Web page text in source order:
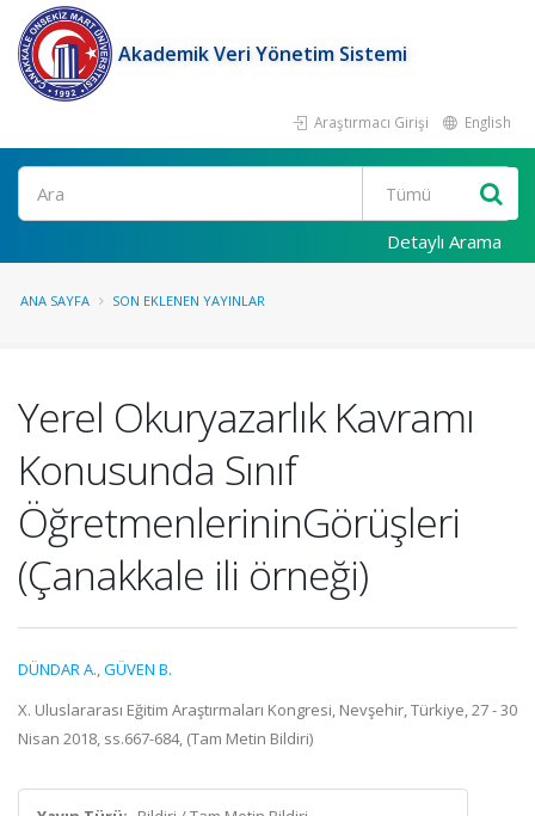
Akademik Veri Yönetim Sistemi
Araştırmacı Girişi English
Ara
Detaylı Arama
ANA SAYFA SON EKLENEN YAYINLAR
Yerel Okuryazarlık Kavramı
Konusunda Sınıf
ÖğretmenlerininGörüşleri
(Çanakkale ili örneği)
DÜNDAR A.,GÜVEN B.
X. Uluslararası Eğitim Araştırmaları Kongresi, Nevşehir, Türkiye, 27 - 30
Nisan 2018, ss.667-684, (Tam Metin Bildiri)